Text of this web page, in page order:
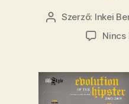
Bejegyzés
Szerző: Inkei
Nincs